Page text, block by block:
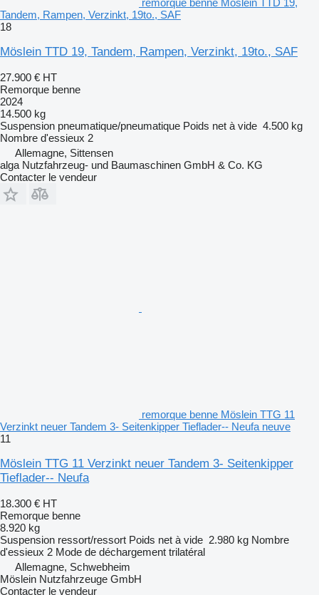
Tandem, Rampen, Verzinkt, 19to., SAF
18
Möslein TTD 19, Tandem, Rampen, Verzinkt, 19to., SAF
27.900 € HT
Remorque benne
2024
14.500 kg
Suspension pneumatique/pneumatique Poids net à vide 4.500 kg
Nombre d'essieux 2
Allemagne, Sittensen
alga Nutzfahrzeug- und Baumaschinen GmbH & Co. KG
Contacter le vendeur
remorque benne Möslein TTG 11
Verzinkt neuer Tandem 3- Seitenkipper Tieflader-- Neufa neuve
11
Möslein TTG 11 Verzinkt neuer Tandem 3- Seitenkipper
Tieflader-- Neufa
18.300 € HT
Remorque benne
8.920 kg
Suspension ressort/ressort Poids net à vide 2.980 kg Nombre
d'essieux 2 Mode de déchargement trilatéral
Allemagne, Schwebheim
Möslein Nutzfahrzeuge GmbH
Contacter le vendeur